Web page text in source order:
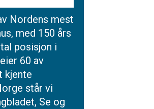
Nordens mest
med 150 års
posisjon i
60 av
kjente
står vi
Se og